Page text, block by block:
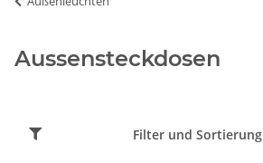
Aussensteckdosen
Filter und Sortierung